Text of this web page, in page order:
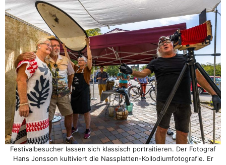
Festivalbesucher lassen sich klassisch portraitieren. Der Fotograf
Hans Jonsson kultiviert die Nassplatten-Kollodiumfotografie. Er